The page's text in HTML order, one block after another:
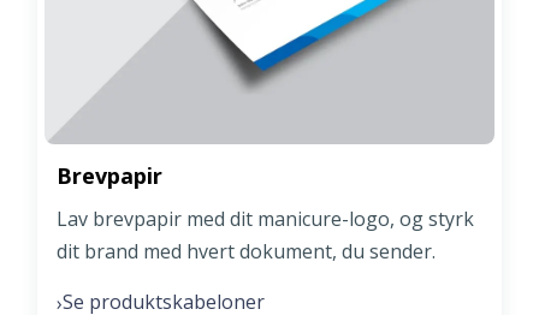
Brevpapir
Lav brevpapir med dit manicure-logo, og styrk
dit brand med hvert dokument, du sender.
›Se produktskabeloner